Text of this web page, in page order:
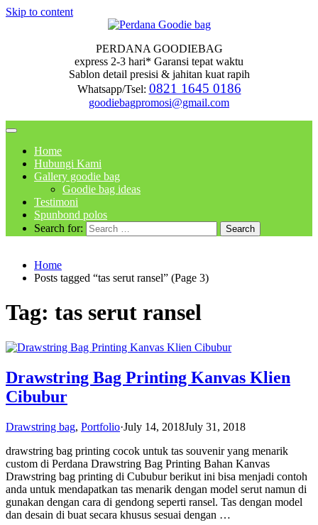
Skip to content
PERDANA GOODIEBAG
express 2-3 hari* Garansi tepat waktu
Sablon detail presisi & jahitan kuat rapih
Whatsapp/Tsel: 0821 1645 0186
goodiebagpromosi@gmail.com
Home
Hubungi Kami
Gallery goodie bag
Goodie bag ideas
Testimoni
Spunbond polos
Search for:
Home
Posts tagged “tas serut ransel” (Page 3)
Tag: tas serut ransel
Drawstring Bag Printing Kanvas Klien
Cibubur
Drawstring bag, Portfolio·July 14, 2018July 31, 2018
drawstring bag printing cocok untuk tas souvenir yang menarik
custom di Perdana Drawstring Bag Printing Bahan Kanvas
Drawstring bag printing di Cububur berikut ini bisa menjadi contoh
anda untuk mendapatkan tas menarik dengan model serut namun di
gunakan dengan cara di gendong seperti ransel. Tas dengan model
dan desain di buat secara khusus sesuai dengan …